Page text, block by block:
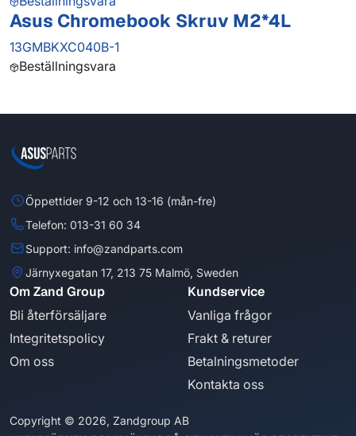
Asus Chromebook Skruv M2*4L
13GMBKXC040B-1
Beställningsvara
Öppettider 9-12 och 13-16 (mån-fre)
Telefon: 013-31 60 34
Support: info@zandparts.com
Järnyxegatan 17, 213 75 Malmö, Sweden
Om Zand Group
Bli återförsäljare
Integritetspolicy
Om oss
Kundservice
Vanliga frågor
Frakt & returer
Betalningsmetoder
Kontakta oss
Copyright © 2026, Zandgroup AB